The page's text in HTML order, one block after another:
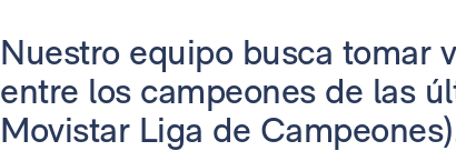
Nuestro equipo busca tomar
entre los campeones de las
Movistar Liga de